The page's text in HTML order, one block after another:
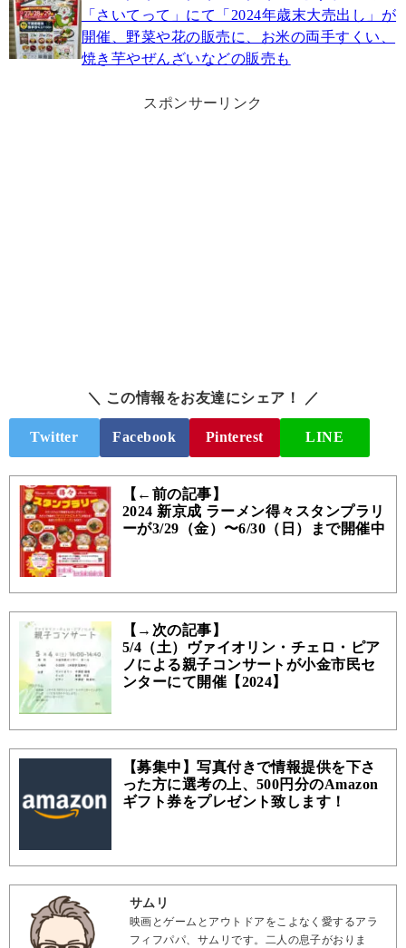
「さいてって」にて「2024年歳末大売出し」が
開催、野菜や花の販売に、お米の両手すくい、
焼き芋やぜんざいなどの販売も
スポンサーリンク
＼ この情報をお友達にシェア！ ／
Twitter Facebook Pinterest LINE
【←前の記事】
2024 新京成 ラーメン得々スタンプラリ
ーが3/29（金）〜6/30（日）まで開催中
【→次の記事】
5/4（土）ヴァイオリン・チェロ・ピア
ノによる親子コンサートが小金市民セ
ンターにて開催【2024】
【募集中】写真付きで情報提供を下さ
った方に選考の上、500円分のAmazon
ギフト券をプレゼント致します！
サムリ
映画とゲームとアウトドアをこよなく愛するアラ
フィフパパ、サムリです。二人の息子がおりま